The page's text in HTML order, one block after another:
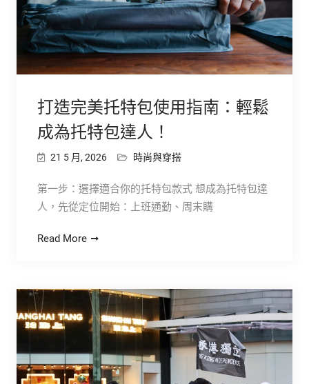
打造完美托特包使用指南：輕鬆
成為托特包達人！
21 5 月, 2026 時尚與穿搭
第一步：選擇適合你的托特包款式 想成為托特包達
人，先從定位開始：上班通勤、周末購
Read More